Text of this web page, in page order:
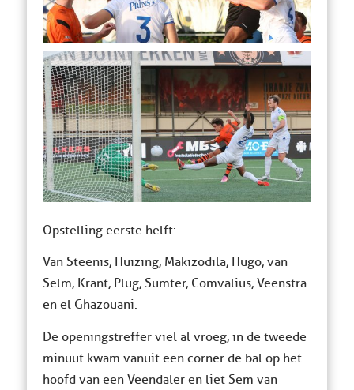
Opstelling eerste helft:
Van Steenis, Huizing, Makizodila, Hugo, van
Selm, Krant, Plug, Sumter, Comvalius, Veenstra
en el Ghazouani.
De openingstreffer viel al vroeg, in de tweede
minuut kwam vanuit een corner de bal op het
hoofd van een Veendaler en liet Sem van